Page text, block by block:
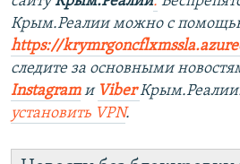
Крым.Реалии можно с
https://
следите за основными
Instagram и Viber
установить VPN.